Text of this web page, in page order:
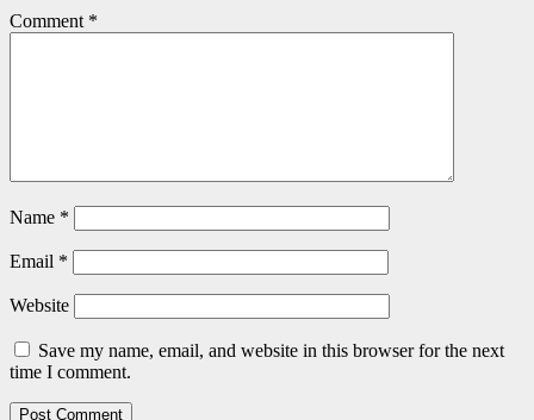
Comment *
Name *
Email *
Website
Save my name, email, and website in this browser for the next
time I comment.